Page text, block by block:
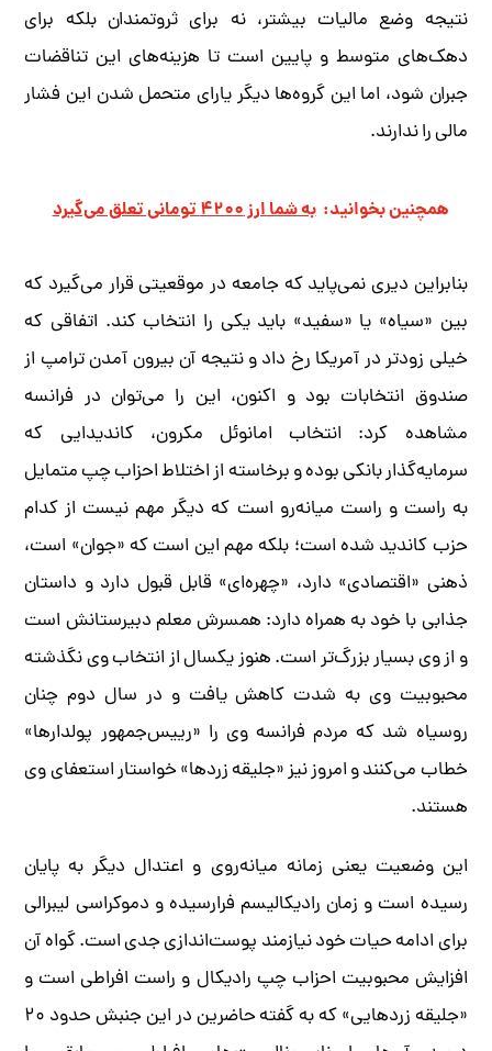
نتیجه وضع مالیات بیشتر، نه برای ثروتمندان بلکه برای
دهک‌های متوسط و پایین است تا هزینه‌های این تناقضات
جبران شود، اما این گروه‌ها دیگر یارای متحمل شدن این فشار
مالی را ندارند.
همچنین بخوانید: به شما ارز ۴۲۰۰ تومانی تعلق می‌گیرد
بنابراین دیری نمی‌پاید که جامعه در موقعیتی قرار می‌گیرد که
بین «سیاه» یا «سفید» باید یکی را انتخاب کند. اتفاقی که
خیلی زودتر در آمریکا رخ داد و نتیجه آن بیرون آمدن ترامپ از
صندوق انتخابات بود و اکنون، این را می‌توان در فرانسه
مشاهده کرد: انتخاب امانوئل مکرون، کاندیدایی که
سرمایه‌گذار بانکی بوده و برخاسته از اختلاط احزاب چپ متمایل
به راست و راست میانه‌رو است که دیگر مهم نیست از کدام
حزب کاندید شده است؛ بلکه مهم این است که «جوان» است،
ذهنی «اقتصادی» دارد، «چهره‌ای» قابل قبول دارد و داستان
جذابی با خود به همراه دارد: همسرش معلم دبیرستانش است
و از وی بسیار بزرگ‌تر است. هنوز یکسال از انتخاب وی نگذشته
محبوبیت وی به شدت کاهش یافت و در سال دوم چنان
روسیاه شد که مردم فرانسه وی را «رییس‌جمهور پولدارها»
خطاب می‌کنند و امروز نیز «جلیقه زردها» خواستار استعفای وی
هستند.
این وضعیت یعنی زمانه میانه‌روی و اعتدال دیگر به پایان
رسیده است و زمان رادیکالیسم فرارسیده و دموکراسی لیبرالی
برای ادامه حیات خود نیازمند پوست‌اندازی جدی است. گواه آن
افزایش محبوبیت احزاب چپ رادیکال و راست افراطی است و
«جلیقه زردهایی» که به گفته حاضرین در این جنبش حدود ۲۰